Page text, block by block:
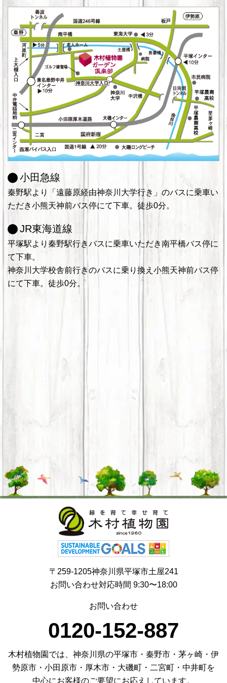
小田急線
秦野駅より「遠藤原経由神奈川大学行き」のバスに乗車い
ただき小熊天神前バス停にて下車。徒歩0分。
JR東海道線
平塚駅より秦野駅行きバスに乗車いただき南平橋バス停に
て下車。
神奈川大学校舎前行きのバスに乗り換え小熊天神前バス停
にて下車。徒歩0分。
〒259-1205神奈川県平塚市土屋241
お問い合わせ対応時間 9:30〜18:00
お問い合わせ
0120-152-887
木村植物園では、神奈川県の平塚市・秦野市・茅ヶ崎・伊
勢原市・小田原市・厚木市・大磯町・二宮町・中井町を
中心にお客様のご要望にお応えしています。